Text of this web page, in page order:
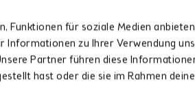
Funktionen für soziale Medien
Informationen zu Ihrer Verwendung
Partner führen diese
hast oder die sie im Rahmen